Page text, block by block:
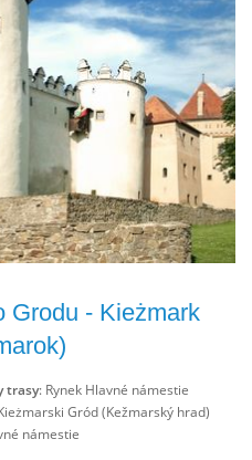
Grodu - Kieżmark
trasy: Rynek Hlavné námestie
Gród (Kežmarský hrad)
námestie